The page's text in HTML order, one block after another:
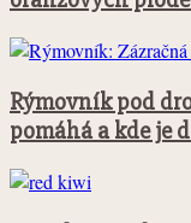
Rýmovník pod
pomáhá a kde je